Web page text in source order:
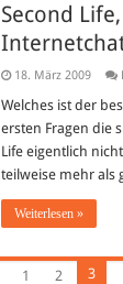
Second
18. März 2009
Welches ist der
ersten Fragen die
Life eigentlich
teilweise mehr als
Weiterlesen »
1 2 3